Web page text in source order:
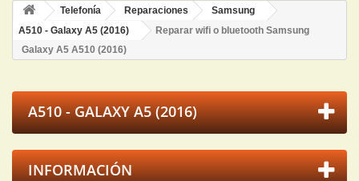
Telefonía Reparaciones
Samsung
A510 - Galaxy A5 (2016)
Reparar wifi o bluetooth Samsung
Galaxy A5 A510 (2016)
A510 - GALAXY A5 (2016)
INFORMACIÓN